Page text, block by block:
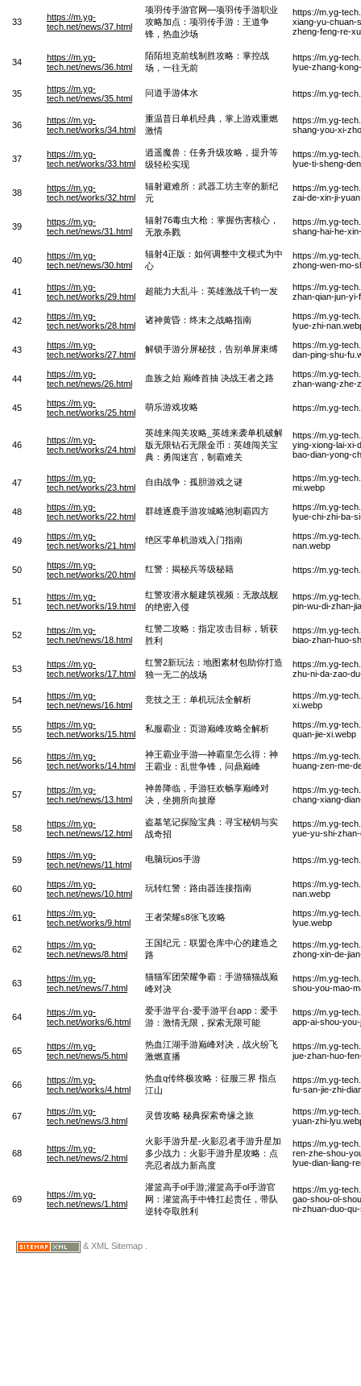
33
https://m.yg-
tech.net/news/37.html
项羽传手游官网—项羽传手游职业
攻略加点：项羽传手游：王道争
锋，热血沙场
https://m.yg-
xiang-yu-chuan-
zheng-feng-re-
34
https://m.yg-
tech.net/news/36.html
陌陌坦克前线制胜攻略：掌控战
场，一往无前
https://m.yg-
lyue-zhang-
35
https://m.yg-
tech.net/news/35.html
问道手游体水 https://m.yg-
36
https://m.yg-
tech.net/works/34.html
重温昔日单机经典，掌上游戏重燃
激情
https://m.yg-
shang-you-xi-
37
https://m.yg-
tech.net/works/33.html
逍遥魔兽：任务升级攻略，提升等
级轻松实现
https://m.yg-
lyue-ti-sheng-
38
https://m.yg-
tech.net/works/32.html
辐射避难所：武器工坊主宰的新纪
元
https://m.yg-
zai-de-xin-ji-
39
https://m.yg-
tech.net/news/31.html
辐射76毒虫大枪：掌握伤害核心，
无敌杀戮
https://m.yg-
shang-hai-he-
40
https://m.yg-
tech.net/news/30.html
辐射4正版：如何调整中文模式为中
心
https://m.yg-
zhong-wen-mo-
41
https://m.yg-
tech.net/works/29.html
超能力大乱斗：英雄激战千钧一发
https://m.yg-
zhan-qian-jun-yi-
42
https://m.yg-
tech.net/works/28.html
诸神黄昏：终末之战略指南
https://m.yg-
lyue-zhi-
43
https://m.yg-
tech.net/works/27.html
解锁手游分屏秘技，告别单屏束缚
https://m.yg-
dan-ping-shu-
44
https://m.yg-
tech.net/news/26.html
血族之始 巅峰首抽 决战王者之路
https://m.yg-
zhan-wang-zhe-
45
https://m.yg-
tech.net/works/25.html
萌乐游戏攻略 https://m.yg-
46
https://m.yg-
tech.net/works/24.html
英雄来闯关攻略_英雄来袭单机破解
版无限钻石无限金币：英雄闯关宝
典：勇闯迷宫，制霸难关
https://m.yg-
ying-xiong-lai-xi-
bao-dian-yong-
47
https://m.yg-
tech.net/works/23.html
自由战争：孤胆游戏之谜
https://m.yg-
mi.webp
48
https://m.yg-
tech.net/works/22.html
群雄逐鹿手游攻城略池制霸四方
https://m.yg-
lyue-chi-zhi-ba-
49
https://m.yg-
tech.net/works/21.html
绝区零单机游戏入门指南
https://m.yg-
nan.webp
50
https://m.yg-
tech.net/works/20.html
红警：揭秘兵等级秘籍 https://m.yg-
51
https://m.yg-
tech.net/works/19.html
红警攻潜水艇建筑视频：无敌战舰
的绝密入侵
https://m.yg-
pin-wu-di-zhan-
52
https://m.yg-
tech.net/news/18.html
红警二攻略：指定攻击目标，斩获
胜利
https://m.yg-
biao-zhan-huo-
53
https://m.yg-
tech.net/works/17.html
红警2新玩法：地图素材包助你打造
独一无二的战场
https://m.yg-
zhu-ni-da-zao-
54
https://m.yg-
tech.net/news/16.html
竞技之王：单机玩法全解析
https://m.yg-
xi.webp
55
https://m.yg-
tech.net/works/15.html
私服霸业：页游巅峰攻略全解析
https://m.yg-
quan-jie-xi.webp
56
https://m.yg-
tech.net/works/14.html
神王霸业手游—神霸皇怎么得：神
王霸业：乱世争锋，问鼎巅峰
https://m.yg-
huang-zen-me-
57
https://m.yg-
tech.net/news/13.html
神兽降临，手游狂欢畅享巅峰对
决，坐拥所向披靡
https://m.yg-
chang-xiang-
58
https://m.yg-
tech.net/news/12.html
盗墓笔记探险宝典：寻宝秘钥与实
战奇招
https://m.yg-
yue-yu-shi-
59
https://m.yg-
tech.net/news/11.html
电脑玩ios手游 https://m.yg-
60
https://m.yg-
tech.net/news/10.html
玩转红警：路由器连接指南
https://m.yg-
nan.webp
61
https://m.yg-
tech.net/works/9.html
王者荣耀s8张飞攻略
https://m.yg-
lyue.webp
62
https://m.yg-
tech.net/news/8.html
王国纪元：联盟仓库中心的建造之
路
https://m.yg-
zhong-xin-de-
63
https://m.yg-
tech.net/news/7.html
猫猫军团荣耀争霸：手游猫猫战巅
峰对决
https://m.yg-
shou-you-mao-
64
https://m.yg-
tech.net/works/6.html
爱手游平台-爱手游平台app：爱手
游：激情无限，探索无限可能
https://m.yg-
app-ai-shou-
65
https://m.yg-
tech.net/news/5.html
热血江湖手游巅峰对决，战火纷飞
激燃直播
https://m.yg-
jue-zhan-huo-
66
https://m.yg-
tech.net/works/4.html
热血q传终极攻略：征服三界 指点
江山
https://m.yg-
fu-san-jie-zhi-
67
https://m.yg-
tech.net/news/3.html
灵曾攻略 秘典探索奇缘之旅
https://m.yg-
yuan-zhi-
68
https://m.yg-
tech.net/news/2.html
火影手游升星-火影忍者手游升星加
多少战力：火影手游升星攻略：点
亮忍者战力新高度
https://m.yg-
ren-zhe-shou-
lyue-dian-liang-
69
https://m.yg-
tech.net/news/1.html
灌篮高手ol手游;灌篮高手ol手游官
网：灌篮高手中锋扛起责任，带队
逆转夺取胜利
https://m.yg-
gao-shou-ol-
ni-zhuan-duo-
& XML Sitemap .